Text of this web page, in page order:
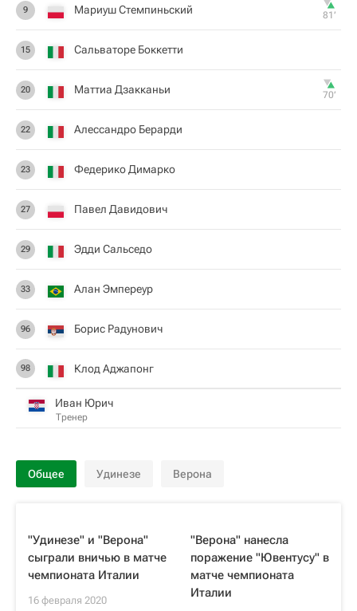
9 Мариуш Стемпиньский 81‎’‎
15 Сальваторе Боккетти
20 Маттиа Дзакканьи 70‎’‎
22 Алессандро Берарди
23 Федерико Димарко
27 Павел Давидович
29 Эдди Сальседо
33 Алан Эмпереур
96 Борис Радунович
98 Клод Аджапонг
Иван Юрич
Тренер
Общее Удинезе Верона
"Удинезе" и "Верона"
сыграли вничью в матче
чемпионата Италии
16 февраля 2020
"Верона" нанесла
поражение "Ювентусу" в
матче чемпионата
Италии